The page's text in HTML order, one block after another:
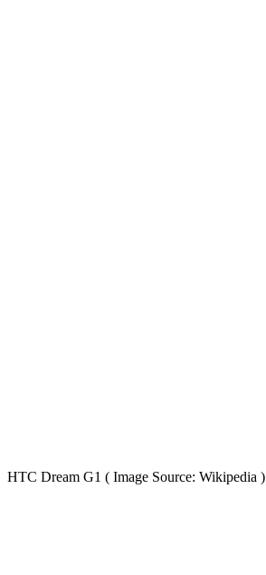
HTC Dream G1 ( Image Source: Wikipedia )